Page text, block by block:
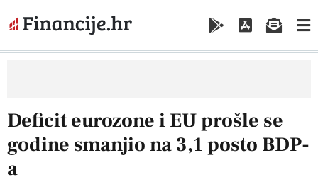
Deficit eurozone i EU prošle se
godine smanjio na 3,1 posto BDP-
a